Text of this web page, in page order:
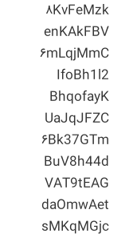
۸KvFeMzk
enKAkFBV
۶mLqjMmC
IfoBh1l2
BhqofayK
UaJqJFZC
۶Bk37GTm
BuV8h44d
VAT9tEAG
daOmwAet
sMKqMGjc